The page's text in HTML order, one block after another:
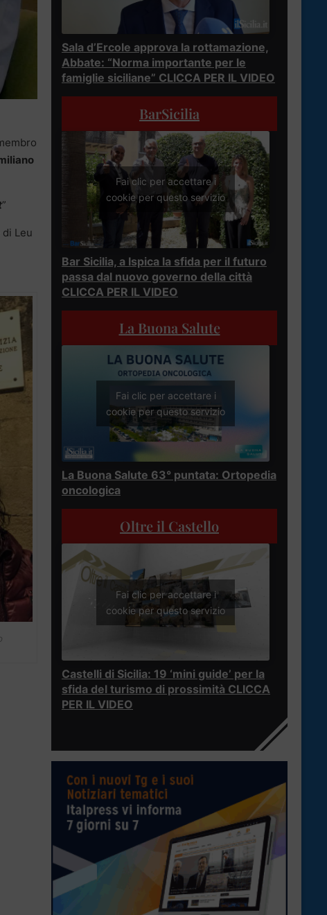
”
Leu
Sala d’Ercole approva la rottamazione,
Abbate: “Norma importante per le
famiglie siciliane” CLICCA PER IL VIDEO
BarSicilia
Fai clic per accettare i
cookie per questo servizio
Bar Sicilia, a Ispica la sfida per il futuro
passa dal nuovo governo della città
CLICCA PER IL VIDEO
La Buona Salute
Fai clic per accettare i
cookie per questo servizio
La Buona Salute 63° puntata: Ortopedia
oncologica
Oltre il Castello
Fai clic per accettare i
cookie per questo servizio
Castelli di Sicilia: 19 ‘mini guide’ per la
sfida del turismo di prossimità CLICCA
PER IL VIDEO